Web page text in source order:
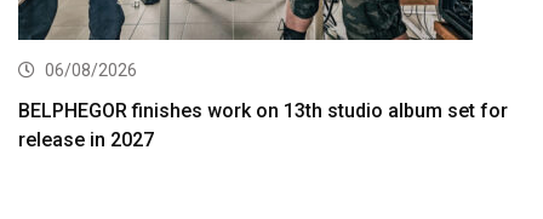
06/08/2026
BELPHEGOR finishes work on 13th studio album set for
release in 2027